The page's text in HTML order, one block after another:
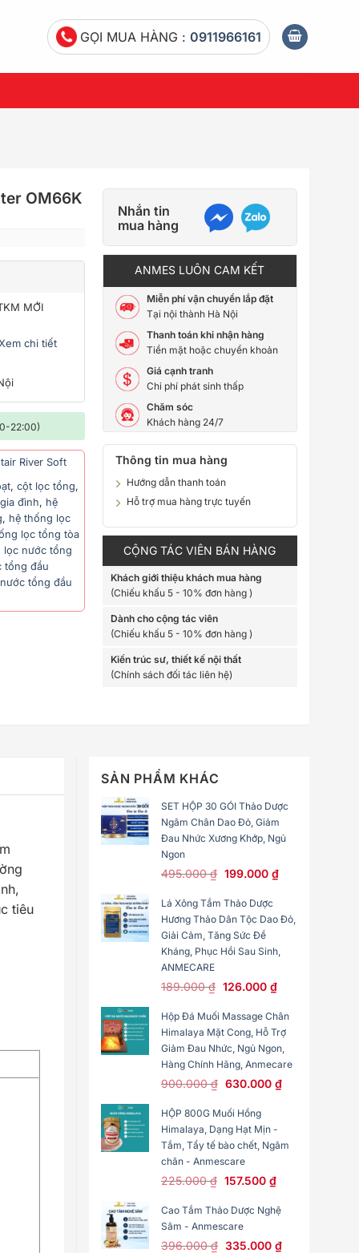
GỌI MUA HÀNG : 0911966161
OM66K
MỚI
chi tiết
22:00)
River Soft
,cột lọc tổng,
đình, hệ
, hệ thống lọc
lọc tổng tòa
lọc nước tổng
tổng đầu
tổng đầu
Nhắn tin
mua hàng
ANMES LUÔN CAM KẾT
Miễn phí vận chuyển lắp đặt
Tại nội thành Hà Nội
Thanh toán khi nhận hàng
Tiền mặt hoặc chuyển khoản
Giá cạnh tranh
Chi phí phát sinh thấp
Chăm sóc
Khách hàng 24/7
Thông tin mua hàng
Hướng dẫn thanh toán
Hỗ trợ mua hàng trực tuyến
CỘNG TÁC VIÊN BÁN HÀNG
Khách giới thiệu khách mua hàng
(Chiếu khấu 5 - 10% đơn hàng )
Dành cho cộng tác viên
(Chiếu khấu 5 - 10% đơn hàng )
Kiến trúc sư, thiết kế nội thất
(Chính sách đối tác liên hệ)
SẢN PHẨM KHÁC
SET HỘP 30 GÓI Thảo Dược
Ngâm Chân Dao Đỏ, Giảm
Đau Nhức Xương Khớp, Ngủ
Ngon
495.000₫ 199.000₫
Lá Xông Tắm Thảo Dược
Hương Thảo Dân Tộc Dao Đỏ,
Giải Cảm, Tăng Sức Đề
Kháng, Phục Hồi Sau Sinh,
ANMECARE
189.000₫ 126.000₫
Hộp Đá Muối Massage Chân
Himalaya Mặt Cong, Hỗ Trợ
Giảm Đau Nhức, Ngủ Ngon,
Hàng Chính Hãng, Anmecare
900.000₫ Original
was:
900.000 ₫.
630.000₫Current
HỘP 800G Muối Hồng
Himalaya, Dạng Hạt Mịn -
Tắm, Tẩy tế bào chết, Ngâm
chân - Anmescare
225.000₫ Original
was:
225.000 ₫.
157.500₫Current
is:
Cao Tắm Thảo Dược Nghệ
Sâm - Anmescare
396.000₫ Original
335.000₫Current
tiêu